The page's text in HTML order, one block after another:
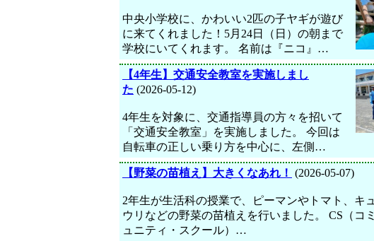
中央小学校に、かわいい2匹の子ヤギが遊び
に来てくれました！5月24日（日）の朝まで
学校にいてくれます。 名前は『ニコ』…
【4年生】交通安全教室を実施しまし
た (2026-05-12)
4年生を対象に、交通指導員の方々を招いて
「交通安全教室」を実施しました。 今回は
自転車の正しい乗り方を中心に、左側…
【野菜の苗植え】大きくなあれ！ (2026-05-07)
2年生が生活科の授業で、ピーマンやトマト、キュ
ウリなどの野菜の苗植えを行いました。 CS（コミ
ュニティ・スクール）…